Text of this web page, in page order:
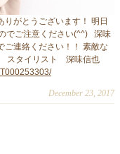
がとうございます！ 明日
でご注意ください(^^) 深味
ご連絡ください！！ 素敵な
スタイリスト 深味信也
December 23, 2017